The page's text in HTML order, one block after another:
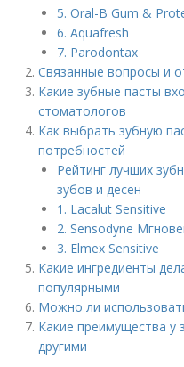
5. Oral-B Gum &
6. Aquafresh
7. Parodontax
Связанные вопросы и
Какие зубные пасты
стоматологов
Как выбрать зубную
потребностей
Рейтинг лучших
зубов и десен
1. Lacalut Sensitive
2. Sensodyne
3. Elmex Sensitive
Какие ингредиенты
популярными
Можно ли
Какие преимущества у
другими